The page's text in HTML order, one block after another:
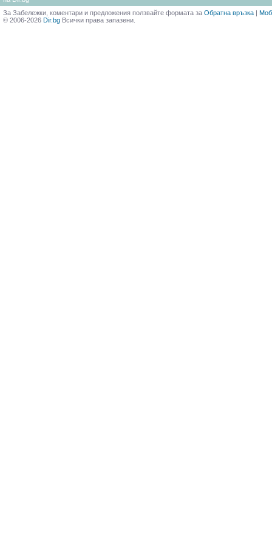
За Забележки, коментари и предложения ползвайте формата за Обратна връзка |
© 2006-2026 Dir.bg Всички права запазени.